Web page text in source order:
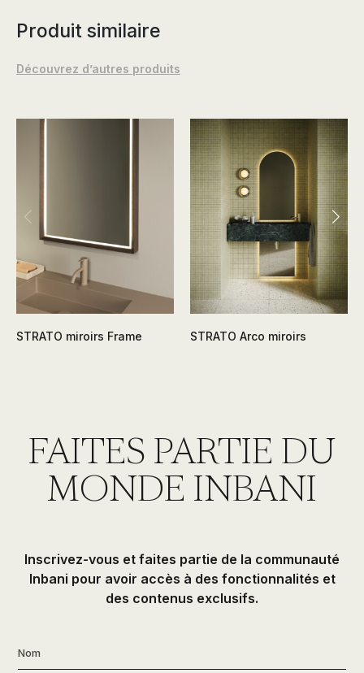
Produit similaire
Découvrez d’autres produits
STRATO miroirs Frame STRATO Arco miroirs
FAITES PARTIE DU
MONDE INBANI
Inscrivez-vous et faites partie de la communauté
Inbani pour avoir accès à des fonctionnalités et
des contenus exclusifs.
Nom